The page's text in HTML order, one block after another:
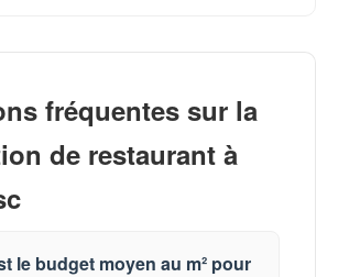
fréquentes sur la
de restaurant à
le budget moyen au m² pour